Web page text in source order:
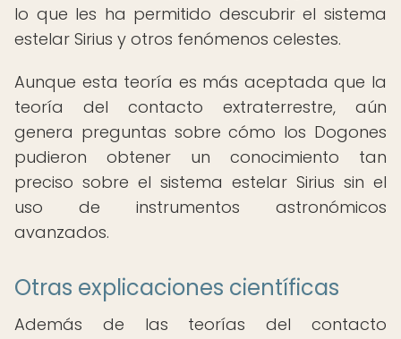
lo que les ha permitido descubrir el sistema
estelar Sirius y otros fenómenos celestes.
Aunque esta teoría es más aceptada que la
teoría del contacto extraterrestre, aún
genera preguntas sobre cómo los Dogones
pudieron obtener un conocimiento tan
preciso sobre el sistema estelar Sirius sin el
uso de instrumentos astronómicos
avanzados.
Otras explicaciones científicas
Además de las teorías del contacto